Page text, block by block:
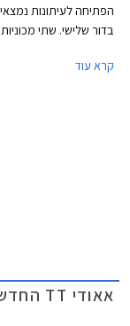
בדור שלישי. שתי
טכנולוגיות נוספות כמו גם
קרא עוד
אאודי TT החדשה בתמונות ריגול